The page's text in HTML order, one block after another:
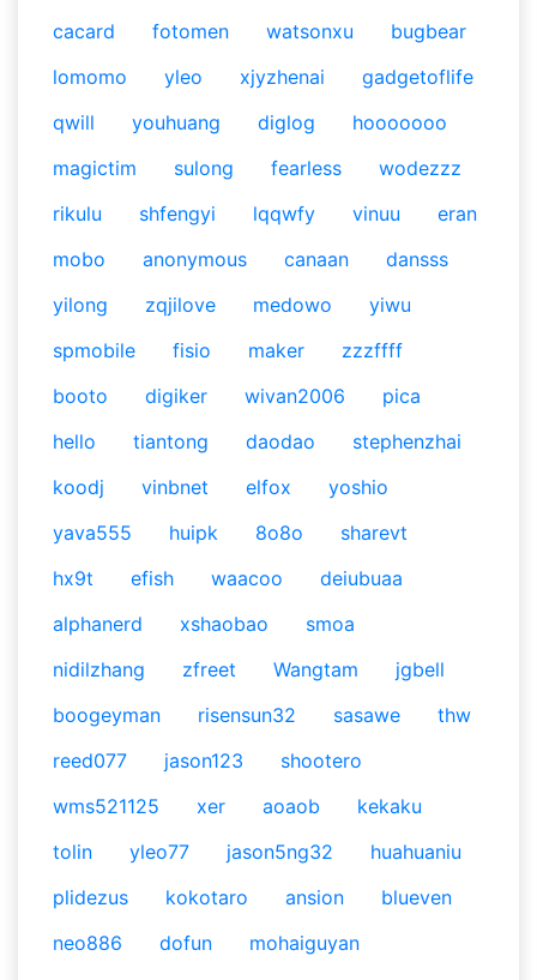
cacard
fotomen watsonxu
bugbear
lomomo
yleo xjyzhenai
gadgetoflife
qwill
youhuang diglog
hooooooo
magictim
sulong fearless
wodezzz
rikulu
shfengyi lqqwfy vinuu
eran
mobo
anonymous canaan
dansss
yilong
zqjilove medowo
yiwu
spmobile
fisio maker
zzzffff
booto
digiker wivan2006
pica
hello
tiantong daodao
stephenzhai
koodj
vinbnet elfox
yoshio
yava555
huipk 8o8o
sharevt
hx9t
efish waacoo
deiubuaa
alphanerd
xshaobao
smoa
nidilzhang
zfreet Wangtam
jgbell
boogeyman
risensun32 sasawe
thw
reed077
jason123
shootero
wms521125
xer aoaob
kekaku
tolin
yleo77 jason5ng32
huahuaniu
plidezus
kokotaro ansion
blueven
neo886
dofun
mohaiguyan